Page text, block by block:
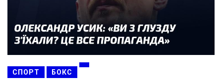
СПОРТ БОКС